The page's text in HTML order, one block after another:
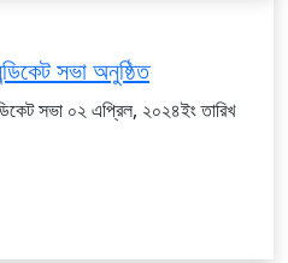
সভা অনুষ্ঠিত
সভা ০২ এপ্রিল, ২০২৪ইং তারিখ